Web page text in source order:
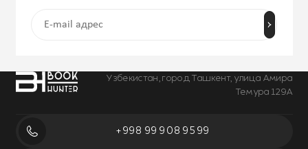
Узбекистан, город Ташкент, улица Амира
Темура 129А
+998 99 908 95 99